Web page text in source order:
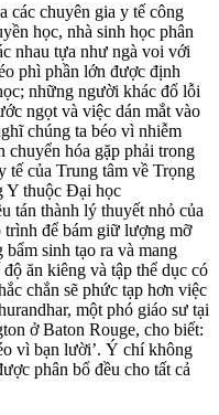
các chuyên gia y tế công
học, nhà sinh học phân
nhau tựa như ngà voi với
phì phần lớn được định
những người khác đổ lỗi
ngọt và việc dán mắt vào
chúng ta béo vì nhiễm
chuyển hóa gặp phải trong
của Trung tâm về Trọng
Y thuộc Đại học
tán thành lý thuyết nhỏ của
trình để bám giữ lượng mỡ
sinh tạo ra và mang
ăn kiêng và tập thể dục có
chắn sẽ phức tạp hơn việc
một phó giáo sư tại
ở Baton Rouge, cho biết:
vì bạn lười’. Ý chí không
phân bổ đều cho tất cả